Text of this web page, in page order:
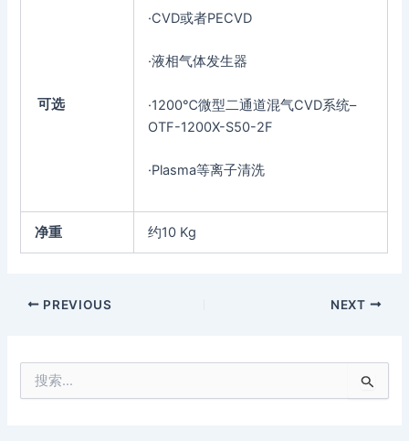
可选
·CVD或者PECVD
·液相气体发生器
·1200℃微型二通道混气CVD系统–
OTF-1200X-S50-2F
·Plasma等离子清洗
净重 约10 Kg
PREVIOUS NEXT